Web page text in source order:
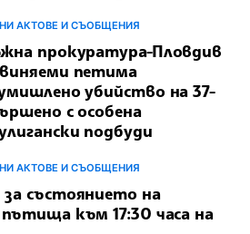
АКТОВЕ И СЪОБЩЕНИЯ
прокуратура-Пловдив
петима
убийство на 37-
с особена
подбуди
АКТОВЕ И СЪОБЩЕНИЯ
състоянието на
към 17:30 часа на